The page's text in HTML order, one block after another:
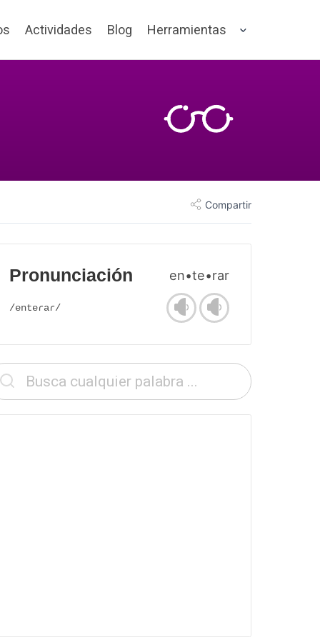
Actividades Blog Herramientas
Compartir
Pronunciación en•te•rar
/enteɾaɾ/